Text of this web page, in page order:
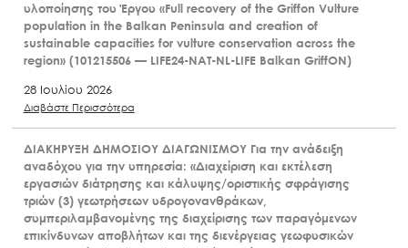
υλοποίησης του Έργου «Full recovery of the Griffon Vulture
population in the Balkan Peninsula and creation of
sustainable capacities for vulture conservation across the
region» (101215506 — LIFE24-NAT-NL-LIFE Balkan GriffON)
28 Ιουλίου 2026
Διαβάστε Περισσότερα
ΔΙΑΚΗΡΥΞΗ ΔΗΜΟΣΙΟΥ ΔΙΑΓΩΝΙΣΜΟΥ Για την ανάδειξη
αναδόχου για την υπηρεσία: «Διαχείριση και εκτέλεση
εργασιών διάτρησης και κάλυψης/οριστικής σφράγισης
τριών (3) γεωτρήσεων υδρογονανθράκων,
συμπεριλαμβανομένης της διαχείρισης των παραγόμενων
επικίνδυνων αποβλήτων και της διενέργειας γεωφυσικών